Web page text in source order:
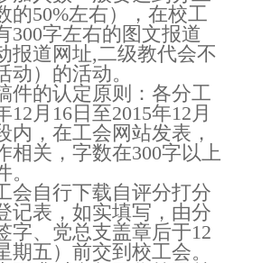
的50%左右），在校工
300字左右的图文报道
报道网址,二级教代会不
动）的活动。
件的认定原则：各分工
12月16日至2015年12月
内，在工会网站发表，
相关，字数在300字以上
会自行下载自评分打分
记表，如实填写，由分
字、党总支盖章后于12
期五）前交到校工会。